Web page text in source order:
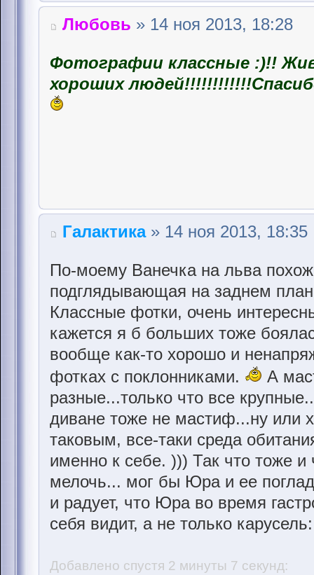
Любовь » 14 ноя 2013, 18:28
Фотографии классные :)!!
хороших
Галактика» 14 ноя 2013, 18:35
По-моему Ванечка на льва
подглядывающая на заднем
Классные фотки, очень
кажется я б больших тоже
вообще как-то хорошо и
фотках с поклонниками.
А
разные...только что все
диване тоже не мастиф...ну или
таковым, все-таки среда
именно к себе. ))) Так что тоже
мелочь... мог бы Юра и ее
и радует, что Юра во время
себя видит, а не только
Добавлено спустя 2 минуты 7 секунд: